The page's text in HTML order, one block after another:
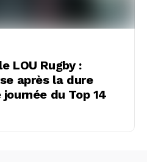
LOU Rugby :
après la dure
du Top 14